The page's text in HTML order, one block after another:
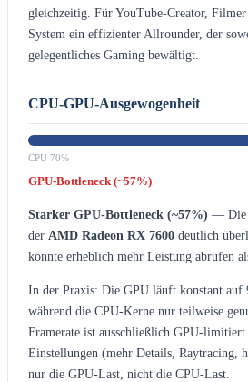
gleichzeitig. Für YouTube-Creator,
System ein effizienter Allrounder, der
gelegentliches Gaming bewältigt.
CPU-GPU-Ausgewogenheit
CPU 70%
GPU-Bottleneck (~57%)
Starker GPU-Bottleneck (~57%) — Die
der AMD Radeon RX 7600 deutlich
könnte erheblich mehr Leistung abrufen
In der Praxis: Die GPU läuft konstant auf
während die CPU-Kerne nur teilweise
Framerate ist ausschließlich GPU-
Einstellungen (mehr Details, Raytracing,
nur die GPU-Last, nicht die CPU-Last.